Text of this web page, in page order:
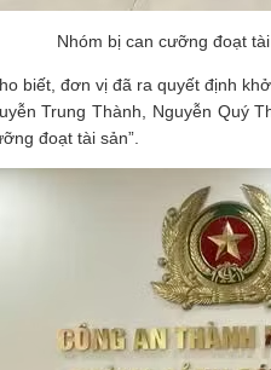
Nhóm bị can cưỡng đoạt
biết, đơn vị đã ra quyết định
Trung Thành, Nguyễn Quý
đoạt tài sản”.